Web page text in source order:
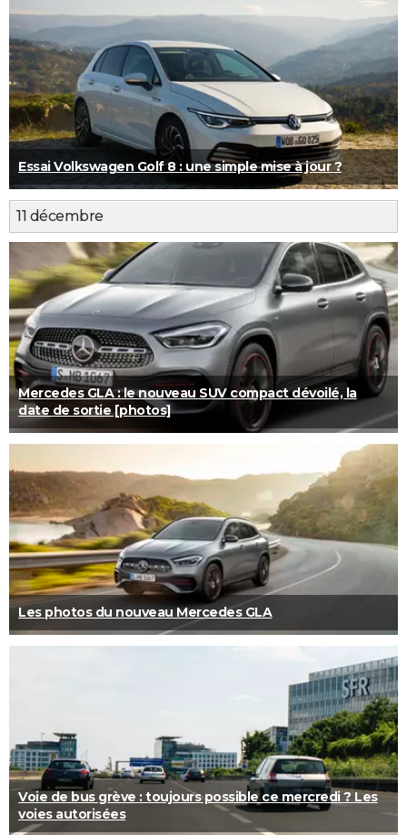
Essai Volkswagen Golf 8 : une simple mise à jour ?
11 décembre
Mercedes GLA : le nouveau SUV compact dévoilé, la
date de sortie [photos]
Les photos du nouveau Mercedes GLA
Voie de bus grève : toujours possible ce mercredi ? Les
voies autorisées